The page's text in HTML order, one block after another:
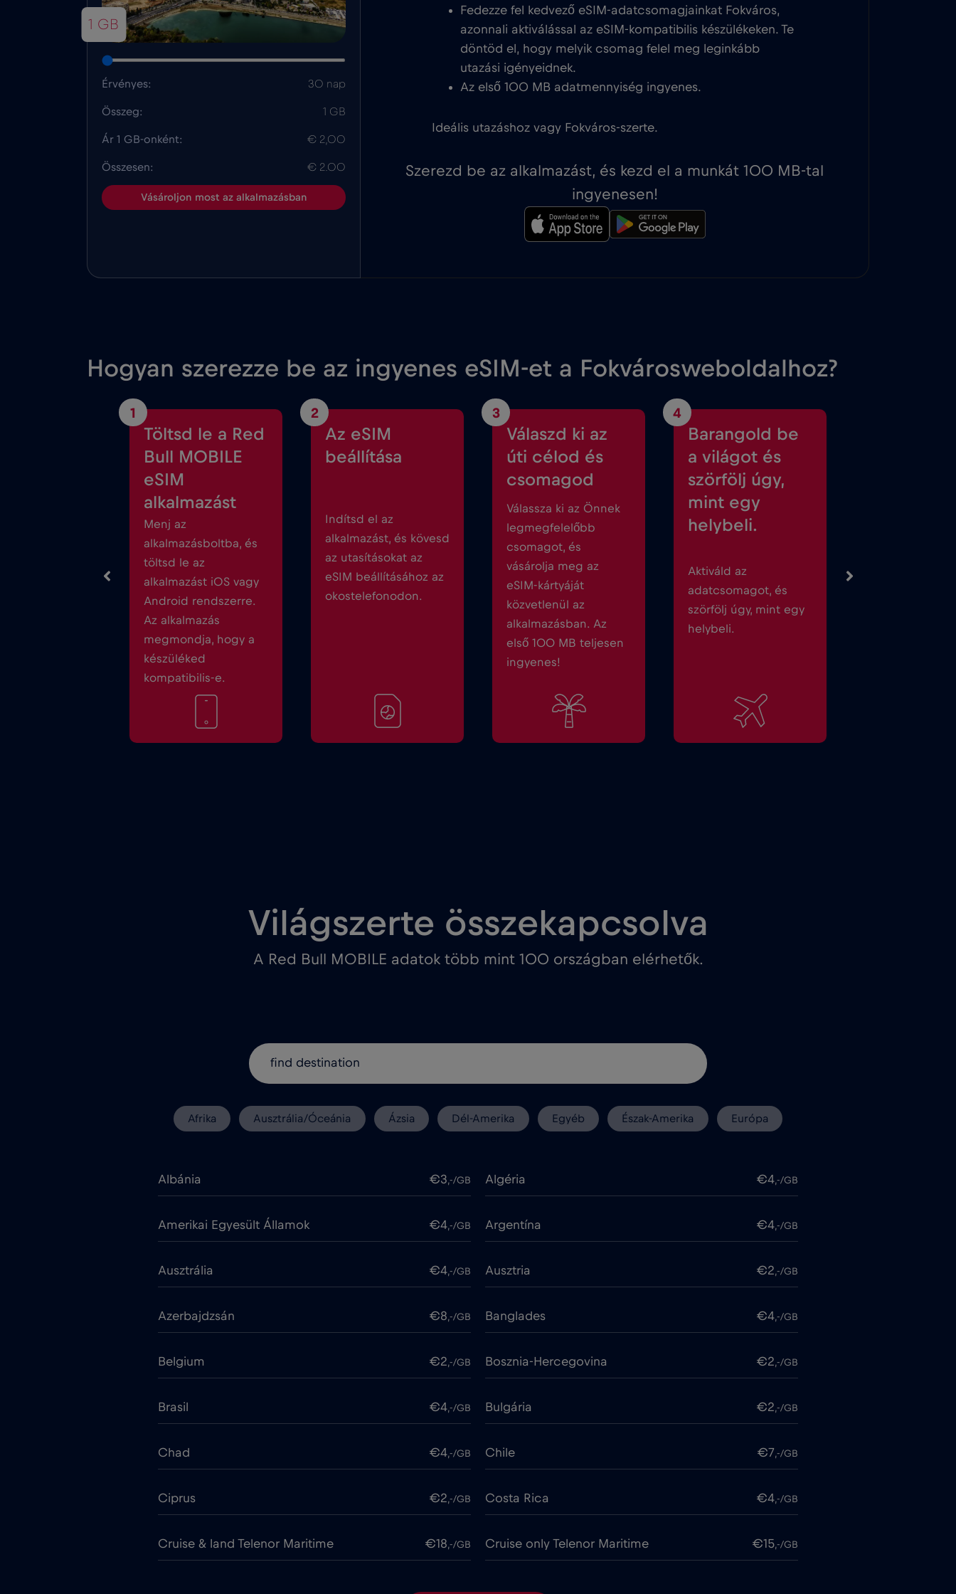
1 GB
Érvényes: 30 nap
Összeg: 1 GB
Ár 1 GB-onként: € 2,00
Összesen: € 2.00
Vásároljon most az alkalmazásban
Fedezze fel kedvező eSIM-adatcsomagjainkat Fokváros,
azonnali aktiválással az eSIM-kompatibilis készülékeken. Te
döntöd el, hogy melyik csomag felel meg leginkább
utazási igényeidnek.
Az első 100 MB adatmennyiség ingyenes.
Ideális utazáshoz vagy Fokváros-szerte.
Szerezd be az alkalmazást, és kezd el a munkát 100 MB-tal
ingyenesen!
Hogyan szerezze be az ingyenes eSIM-et a Fokvárosweboldalhoz?
1
Töltsd le a Red
Bull MOBILE
eSIM
alkalmazást
Menj az
alkalmazásboltba, és
töltsd le az
alkalmazást iOS vagy
Android rendszerre.
Az alkalmazás
megmondja, hogy a
készüléked
kompatibilis-e.
2
Az eSIM
beállítása
Indítsd el az
alkalmazást, és kövesd
az utasításokat az
eSIM beállításához az
okostelefonodon.
3
Válaszd ki az
úti célod és
csomagod
Válassza ki az Önnek
legmegfelelőbb
csomagot, és
vásárolja meg az
eSIM-kártyáját
közvetlenül az
alkalmazásban. Az
első 100 MB teljesen
ingyenes!
4
Barangold be
a világot és
szörfölj úgy,
mint egy
helybeli.
Aktiváld az
adatcsomagot, és
szörfölj úgy, mint egy
helybeli.
Világszerte összekapcsolva
A Red Bull MOBILE adatok több mint 100 országban elérhetők.
Afrika Ausztrália/Óceánia Ázsia Dél-Amerika Egyéb Észak-Amerika Európa
Albánia €3,-/GB Algéria €4,-/GB
Amerikai Egyesült Államok €4,-/GB Argentína €4,-/GB
Ausztrália €4,-/GB Ausztria €2,-/GB
Azerbajdzsán €8,-/GB Banglades €4,-/GB
Belgium €2,-/GB Bosznia-Hercegovina €2,-/GB
Brasil €4,-/GB Bulgária €2,-/GB
Chad €4,-/GB Chile €7,-/GB
Ciprus €2,-/GB Costa Rica €4,-/GB
Cruise & land Telenor Maritime €18,-/GB Cruise only Telenor Maritime €15,-/GB
€2,-/GB Dánia